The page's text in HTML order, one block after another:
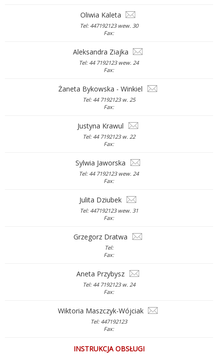
Oliwia Kaleta
Tel: 447192123 wew. 30
Fax:
Aleksandra Ziajka
Tel: 44 7192123 wew. 24
Fax:
Żaneta Bykowska - Winkiel
Tel: 44 7192123 w. 25
Fax:
Justyna Krawul
Tel: 44 7192123 w. 22
Fax:
Sylwia Jaworska
Tel: 44 7192123 wew. 24
Fax:
Julita Dziubek
Tel: 447192123 wew. 31
Fax:
Grzegorz Dratwa
Tel:
Fax:
Aneta Przybysz
Tel: 44 7192123 w. 24
Fax:
Wiktoria Maszczyk-Wójciak
Tel: 447192123
Fax:
INSTRUKCJA OBSŁUGI